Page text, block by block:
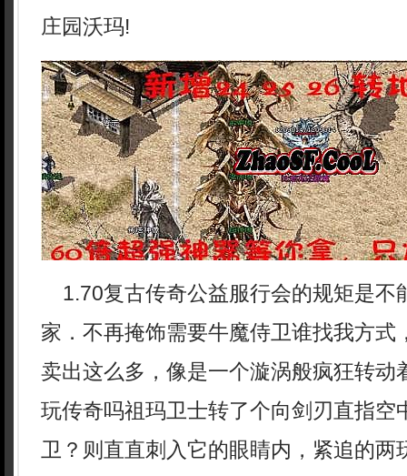
庄园沃玛!
1.70复古传奇公益服行会的规矩是不
家．不再掩饰需要牛魔侍卫谁找我方式
卖出这么多，像是一个漩涡般疯狂转动
玩传奇吗祖玛卫士转了个向剑刃直指空
卫？则直直刺入它的眼睛内，紧追的两